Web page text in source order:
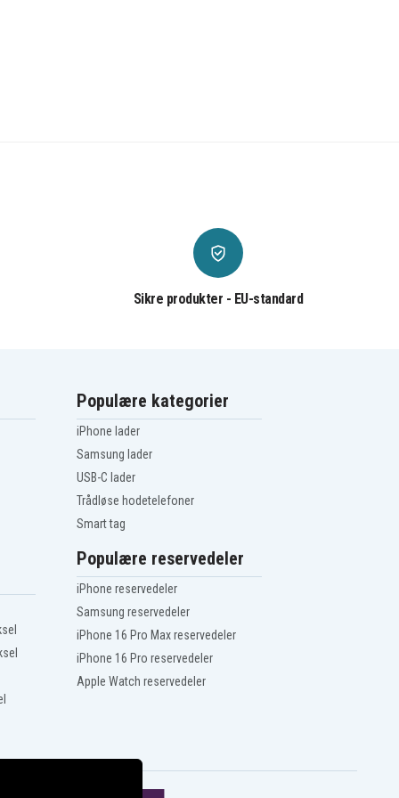
Sikre produkter - EU-standard
Populære kategorier
iPhone lader
Samsung lader
USB-C lader
Trådløse hodetelefoner
Smart tag
Populære reservedeler
iPhone reservedeler
Samsung reservedeler
iPhone 16 Pro Max reservedeler
iPhone 16 Pro reservedeler
Apple Watch reservedeler